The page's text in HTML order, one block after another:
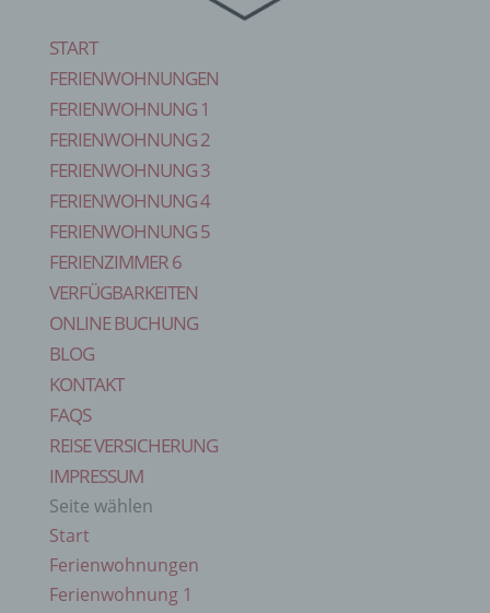
START
FERIENWOHNUNGEN
FERIENWOHNUNG 1
FERIENWOHNUNG 2
FERIENWOHNUNG 3
FERIENWOHNUNG 4
FERIENWOHNUNG 5
FERIENZIMMER 6
VERFÜGBARKEITEN
ONLINE BUCHUNG
BLOG
KONTAKT
FAQS
REISE VERSICHERUNG
IMPRESSUM
Seite wählen
Start
Ferienwohnungen
Ferienwohnung 1